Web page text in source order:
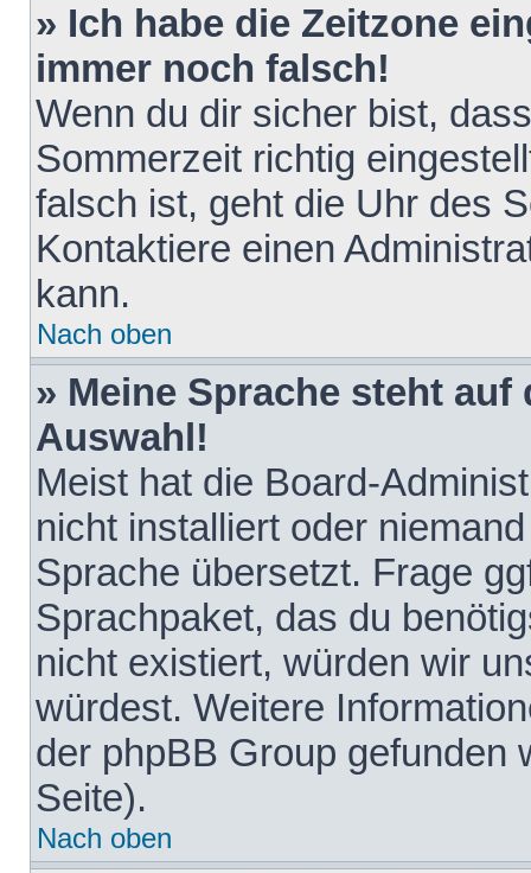
» Ich habe die Zeitzone
immer noch falsch!
Wenn du dir sicher bist,
Sommerzeit richtig
falsch ist, geht die Uhr des
Kontaktiere einen
kann.
Nach oben
» Meine Sprache steht
Auswahl!
Meist hat die Board-
nicht installiert oder
Sprache übersetzt. Frage
Sprachpaket, das du
nicht existiert, würden wir
würdest. Weitere
der phpBB Group gefunden
Seite).
Nach oben